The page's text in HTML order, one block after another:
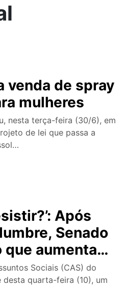
venda de spray
mulheres
nesta terça-feira (30/6), em
de lei que passa a
Após
Senado
que aumenta
veja vídeo
Sociais (CAS) do
desta quarta-feira (10), um